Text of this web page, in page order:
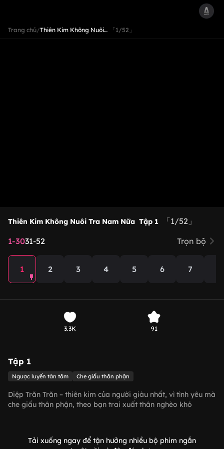
Trang chủ/Thiên Kim Không Nuôi… 「1/52」
Thiên Kim Không Nuôi Tra Nam Nữa Tập 1
「1/52」
1-3031-52 Trọn bộ
1 2 3 4 5 6 7
3.3K 91
Tập 1
Ngược luyến tàn tâm Che giấu thân phận
Diệp Trăn Trăn – thiên kim của người giàu nhất, vì tình yêu mà
che giấu thân phận, theo bạn trai xuất thân nghèo khó
Trăn Trăn được ổn định, nhà họ Diệp đã bổ nhiệm Trương
Thiên Hạo làm tổng giám đốc Tập đoàn Diệp Thị. Không ngờ,
Tải xuống ngay để tận hưởng nhiều bộ phim ngắn